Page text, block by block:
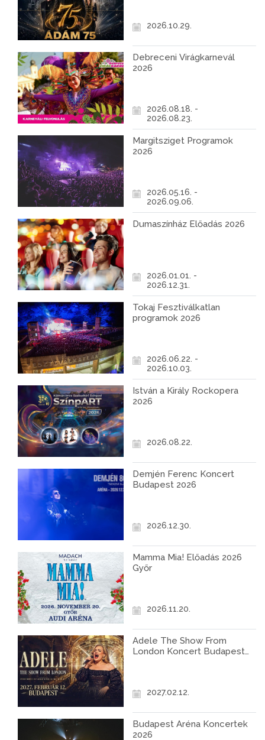
2026.10.29.
Debreceni Virágkarnevál
2026
2026.08.18. -
2026.08.23.
Margitsziget Programok
2026
2026.05.16. -
2026.09.06.
Dumaszínház Előadás 2026
2026.01.01. -
2026.12.31.
Tokaj Fesztiválkatlan
programok 2026
2026.06.22. -
2026.10.03.
István a Király Rockopera
2026
2026.08.22.
Demjén Ferenc Koncert
Budapest 2026
2026.12.30.
Mamma Mia! Előadás 2026
Győr
2026.11.20.
Adele The Show From
London Koncert Budapest
2027.02.12.
Budapest Aréna Koncertek
2026